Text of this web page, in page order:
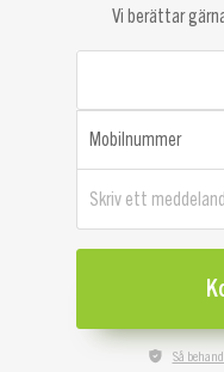
Vi berättar
Mobilnummer
Skriv ett
Så